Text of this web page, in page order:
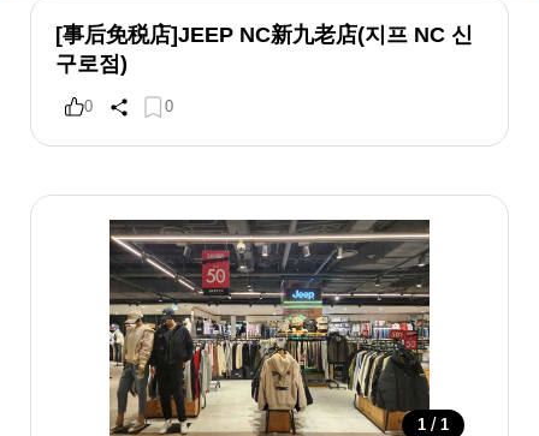
[事后免税店]JEEP NC新九老店(지프 NC 신
구로점)
0 0
1 / 1